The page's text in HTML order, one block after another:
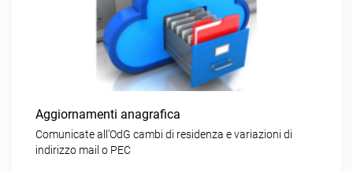
Aggiornamenti anagrafica
Comunicate all’OdG cambi di residenza e variazioni di
indirizzo mail o PEC